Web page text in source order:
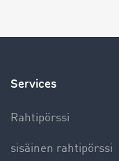
Services
Rahtipörssi
sisäinen rahtipörssi